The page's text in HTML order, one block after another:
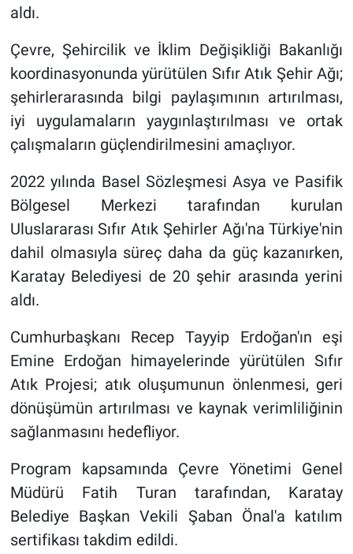
aldı.
Çevre, Şehircilik ve İklim Değişikliği Bakanlığı
koordinasyonunda yürütülen Sıfır Atık Şehir Ağı;
şehirlerarasında bilgi paylaşımının artırılması,
iyi uygulamaların yaygınlaştırılması ve ortak
çalışmaların güçlendirilmesini amaçlıyor.
2022 yılında Basel Sözleşmesi Asya ve Pasifik
Bölgesel Merkezi tarafından kurulan
Uluslararası Sıfır Atık Şehirler Ağı'na Türkiye'nin
dahil olmasıyla süreç daha da güç kazanırken,
Karatay Belediyesi de 20 şehir arasında yerini
aldı.
Cumhurbaşkanı Recep Tayyip Erdoğan'ın eşi
Emine Erdoğan himayelerinde yürütülen Sıfır
Atık Projesi; atık oluşumunun önlenmesi, geri
dönüşümün artırılması ve kaynak verimliliğinin
sağlanmasını hedefliyor.
Program kapsamında Çevre Yönetimi Genel
Müdürü Fatih Turan tarafından, Karatay
Belediye Başkan Vekili Şaban Önal'a katılım
sertifikası takdim edildi.